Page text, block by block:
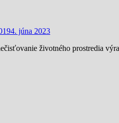
4. júna 2023
životného prostredia